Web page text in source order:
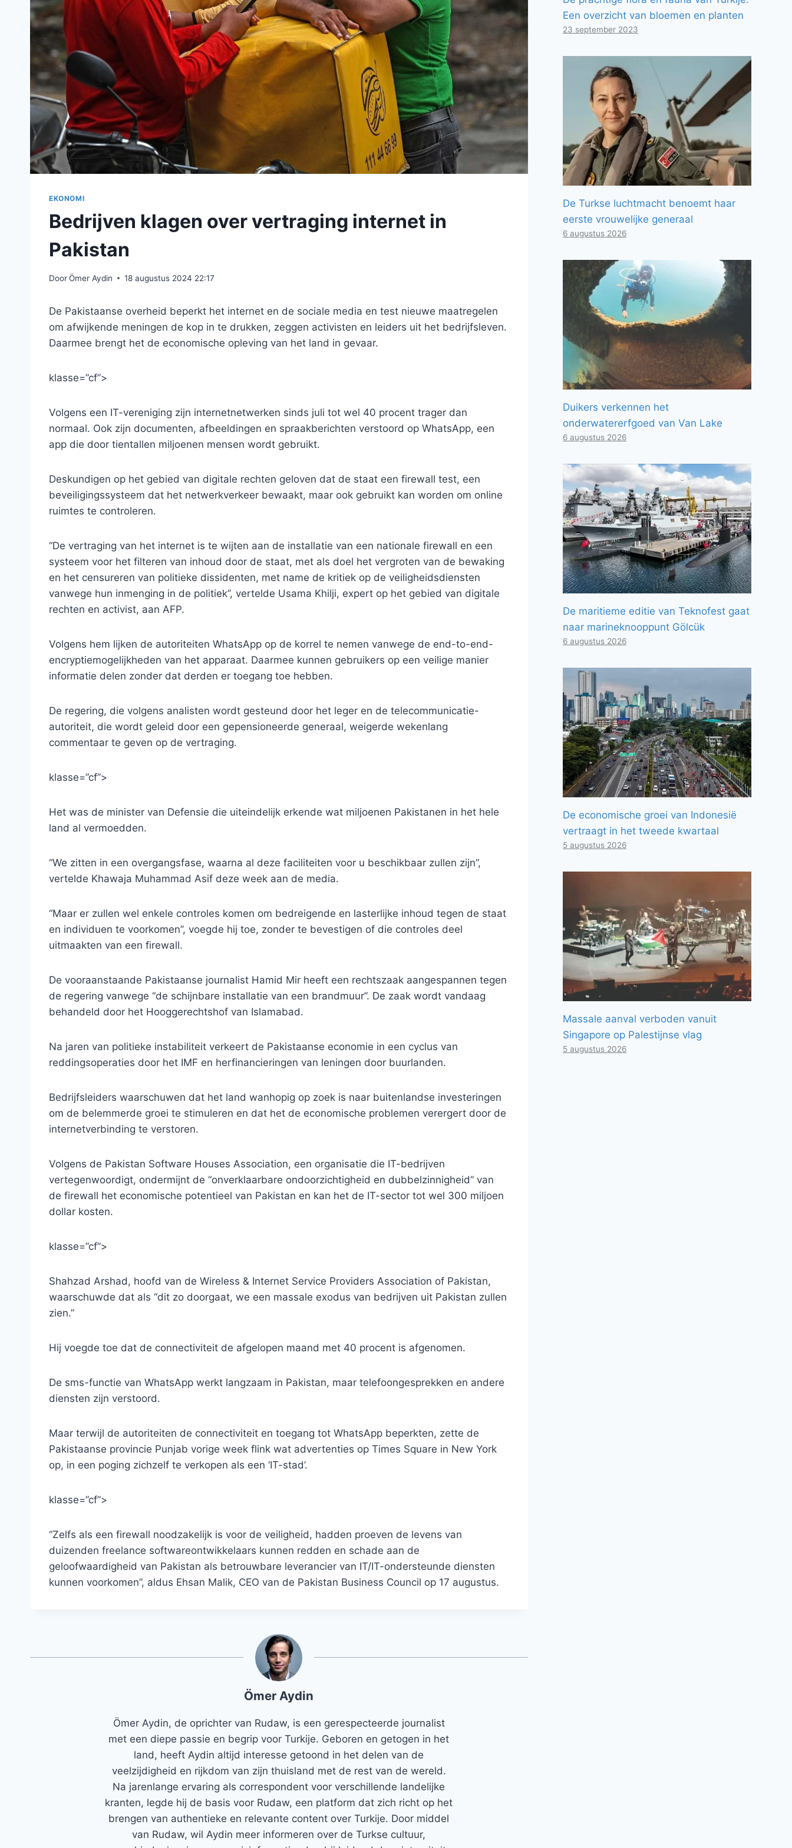
EKONOMI
Bedrijven klagen over vertraging internet in
Pakistan
DoorÖmer Aydin 18 augustus 2024 22:17
De Pakistaanse overheid beperkt het internet en de sociale media en test nieuwe maatregelen
om afwijkende meningen de kop in te drukken, zeggen activisten en leiders uit het bedrijfsleven.
Daarmee brengt het de economische opleving van het land in gevaar.
klasse=”cf”>
Volgens een IT-vereniging zijn internetnetwerken sinds juli tot wel 40 procent trager dan
normaal. Ook zijn documenten, afbeeldingen en spraakberichten verstoord op WhatsApp, een
app die door tientallen miljoenen mensen wordt gebruikt.
Deskundigen op het gebied van digitale rechten geloven dat de staat een firewall test, een
beveiligingssysteem dat het netwerkverkeer bewaakt, maar ook gebruikt kan worden om online
ruimtes te controleren.
“De vertraging van het internet is te wijten aan de installatie van een nationale firewall en een
systeem voor het filteren van inhoud door de staat, met als doel het vergroten van de bewaking
en het censureren van politieke dissidenten, met name de kritiek op de veiligheidsdiensten
vanwege hun inmenging in de politiek”, vertelde Usama Khilji, expert op het gebied van digitale
rechten en activist, aan AFP.
Volgens hem lijken de autoriteiten WhatsApp op de korrel te nemen vanwege de end-to-end-
encryptiemogelijkheden van het apparaat. Daarmee kunnen gebruikers op een veilige manier
informatie delen zonder dat derden er toegang toe hebben.
De regering, die volgens analisten wordt gesteund door het leger en de telecommunicatie-
autoriteit, die wordt geleid door een gepensioneerde generaal, weigerde wekenlang
commentaar te geven op de vertraging.
klasse=”cf”>
Het was de minister van Defensie die uiteindelijk erkende wat miljoenen Pakistanen in het hele
land al vermoedden.
“We zitten in een overgangsfase, waarna al deze faciliteiten voor u beschikbaar zullen zijn”,
vertelde Khawaja Muhammad Asif deze week aan de media.
“Maar er zullen wel enkele controles komen om bedreigende en lasterlijke inhoud tegen de staat
en individuen te voorkomen”, voegde hij toe, zonder te bevestigen of die controles deel
uitmaakten van een firewall.
De vooraanstaande Pakistaanse journalist Hamid Mir heeft een rechtszaak aangespannen tegen
de regering vanwege “de schijnbare installatie van een brandmuur”. De zaak wordt vandaag
behandeld door het Hooggerechtshof van Islamabad.
Na jaren van politieke instabiliteit verkeert de Pakistaanse economie in een cyclus van
reddingsoperaties door het IMF en herfinancieringen van leningen door buurlanden.
Bedrijfsleiders waarschuwen dat het land wanhopig op zoek is naar buitenlandse investeringen
om de belemmerde groei te stimuleren en dat het de economische problemen verergert door de
internetverbinding te verstoren.
Volgens de Pakistan Software Houses Association, een organisatie die IT-bedrijven
vertegenwoordigt, ondermijnt de “onverklaarbare ondoorzichtigheid en dubbelzinnigheid” van
de firewall het economische potentieel van Pakistan en kan het de IT-sector tot wel 300 miljoen
dollar kosten.
klasse=”cf”>
Shahzad Arshad, hoofd van de Wireless & Internet Service Providers Association of Pakistan,
waarschuwde dat als “dit zo doorgaat, we een massale exodus van bedrijven uit Pakistan zullen
zien.”
Hij voegde toe dat de connectiviteit de afgelopen maand met 40 procent is afgenomen.
De sms-functie van WhatsApp werkt langzaam in Pakistan, maar telefoongesprekken en andere
diensten zijn verstoord.
Maar terwijl de autoriteiten de connectiviteit en toegang tot WhatsApp beperkten, zette de
Pakistaanse provincie Punjab vorige week flink wat advertenties op Times Square in New York
op, in een poging zichzelf te verkopen als een ‘IT-stad’.
klasse=”cf”>
“Zelfs als een firewall noodzakelijk is voor de veiligheid, hadden proeven de levens van
duizenden freelance softwareontwikkelaars kunnen redden en schade aan de
geloofwaardigheid van Pakistan als betrouwbare leverancier van IT/IT-ondersteunde diensten
kunnen voorkomen”, aldus Ehsan Malik, CEO van de Pakistan Business Council op 17 augustus.
Ömer Aydin
Ömer Aydin, de oprichter van Rudaw, is een gerespecteerde journalist
met een diepe passie en begrip voor Turkije. Geboren en getogen in het
land, heeft Aydin altijd interesse getoond in het delen van de
veelzijdigheid en rijkdom van zijn thuisland met de rest van de wereld.
Na jarenlange ervaring als correspondent voor verschillende landelijke
kranten, legde hij de basis voor Rudaw, een platform dat zich richt op het
brengen van authentieke en relevante content over Turkije. Door middel
van Rudaw, wil Aydin meer informeren over de Turkse cultuur,
Een overzicht van bloemen en planten
23 september 2023
De Turkse luchtmacht benoemt haar
eerste vrouwelijke generaal
6 augustus 2026
Duikers verkennen het
onderwatererfgoed van Van Lake
6 augustus 2026
De maritieme editie van Teknofest gaat
naar marineknooppunt Gölcük
6 augustus 2026
De economische groei van Indonesië
vertraagt ​​in het tweede kwartaal
5 augustus 2026
Massale aanval verboden vanuit
Singapore op Palestijnse vlag
5 augustus 2026